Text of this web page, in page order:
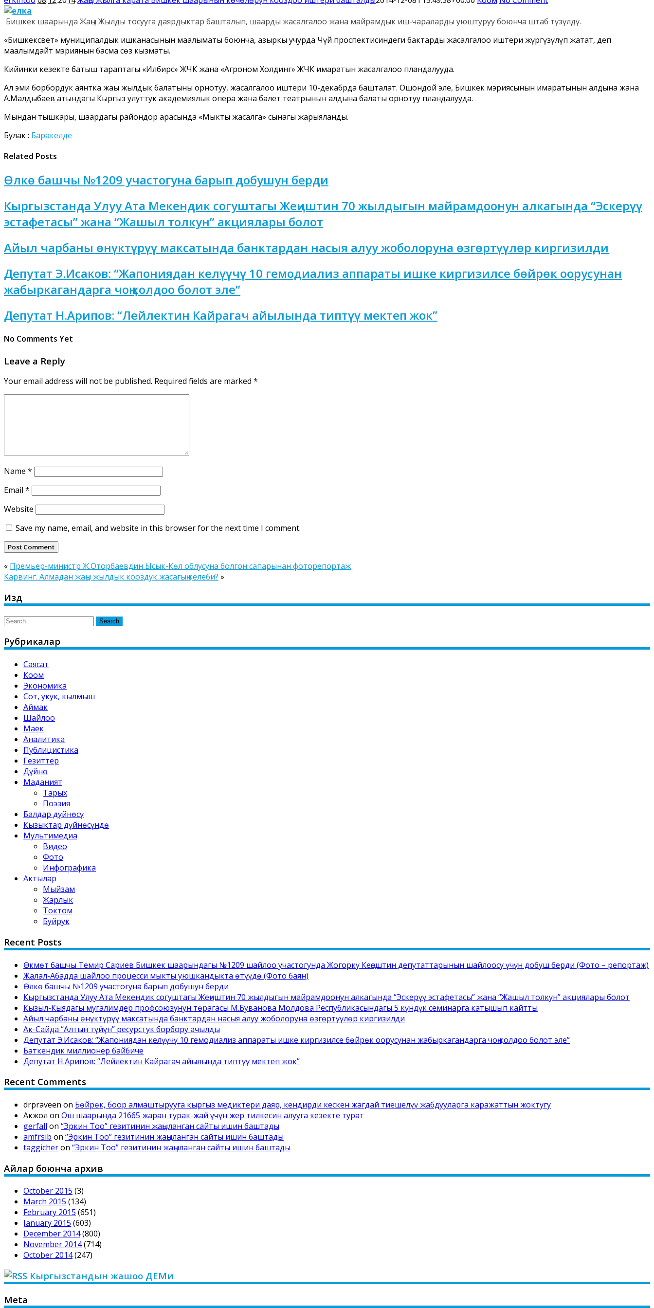
Бишкек шаарында Жаңы Жылды тосууга даярдыктар башталып, шаарды жасалгалоо жана майрамдык иш-чараларды уюштуруу боюнча штаб түзүлдү.
«Бишкексвет» муниципалдык ишканасынын маалыматы боюнча, азыркы учурда Чүй проспектисиндеги бактарды жасалгалоо иштери жүргүзүлүп жатат, деп
маалымдайт мэриянын басма сөз кызматы.
Кийинки кезекте батыш тараптагы «Илбирс» ЖЧК жана «Агроном Холдинг» ЖЧК имаратын жасалгалоо пландалууда.
Ал эми борбордук аянтка жаңы жылдык балатыны орнотуу, жасалгалоо иштери 10-декабрда башталат. Ошондой эле, Бишкек мэриясынын имаратынын алдына жана
А.Малдыбаев атындагы Кыргыз улуттук академиялык опера жана балет театрынын алдына балаты орнотуу пландалууда.
Мындан тышкары, шаардагы райондор арасында «Мыкты жасалга» сынагы жарыяланды.
Булак : Баракелде
Related Posts
Өлкө башчы №1209 участогуна барып добушун берди
Кыргызстанда Улуу Ата Мекендик согуштагы Жеңиштин 70 жылдыгын майрамдоонун алкагында “Эскерүү
эстафетасы” жана “Жашыл толкун” акциялары болот
Айыл чарбаны өнүктүрүү максатында банктардан насыя алуу жоболоруна өзгөртүүлөр киргизилди
Депутат Э.Исаков: “Жапониядан келүүчү 10 гемодиализ аппараты ишке киргизилсе бөйрөк оорусунан
жабыркагандарга чоң колдоо болот эле”
Депутат Н.Арипов: “Лейлектин Кайрагач айылында типтүү мектеп жок”
No Comments Yet
Leave a Reply
Your email address will not be published. Required fields are marked *
Name *
Email *
Website
Save my name, email, and website in this browser for the next time I comment.
« Премьер-министр Ж.Оторбаевдин Ысык-Көл облусуна болгон сапарынан фоторепортаж
Карвинг. Алмадан жаңы жылдык кооздук жасагың келеби? »
Издөө
Search
Рубрикалар
Саясат
Коом
Экономика
Сот, укук, кылмыш
Аймак
Шайлоо
Маек
Аналитика
Публицистика
Гезиттер
Дүйнө
Маданият
Тарых
Поэзия
Балдар дүйнөсү
Кызыктар дүйнөсүндө
Мультимедиа
Видео
Фото
Инфографика
Актылар
Мыйзам
Жарлык
Токтом
Буйрук
Recent Posts
Өкмөт башчы Темир Сариев Бишкек шаарындагы №1209 шайлоо участогунда Жогорку Кеңештин депутаттарынын шайлоосу үчүн добуш берди (Фото – репортаж)
Жалал-Абадда шайлоо процесси мыкты уюшкандыкта өтүүдө (Фото баян)
Өлкө башчы №1209 участогуна барып добушун берди
Кыргызстанда Улуу Ата Мекендик согуштагы Жеңиштин 70 жылдыгын майрамдоонун алкагында “Эскерүү эстафетасы” жана “Жашыл толкун” акциялары болот
Кызыл-Кыядагы мугалимдер профсоюзунун төрагасы М.Буванова Молдова Республикасындагы 5 күндүк семинарга катышып кайтты
Айыл чарбаны өнүктүрүү максатында банктардан насыя алуу жоболоруна өзгөртүүлөр киргизилди
Ак-Сайда “Алтын түйүн” ресурстук борбору ачылды
Депутат Э.Исаков: “Жапониядан келүүчү 10 гемодиализ аппараты ишке киргизилсе бөйрөк оорусунан жабыркагандарга чоң колдоо болот эле”
Баткендик миллионер байбиче
Депутат Н.Арипов: “Лейлектин Кайрагач айылында типтүү мектеп жок”
Recent Comments
drpraveen on Бөйрөк, боор алмаштырууга кыргыз медиктери даяр, кендирди кескен жагдай тиешелүү жабдууларга каражаттын жоктугу
Акжол on Ош шаарында 21665 жаран турак-жай үчүн жер тилкесин алууга кезекте турат
gerfall on “Эркин Тоо” гезитинин жаңыланган сайты ишин баштады
amfrsib on “Эркин Тоо” гезитинин жаңыланган сайты ишин баштады
taggicheron “Эркин Тоо” гезитинин жаңыланган сайты ишин баштады
Айлар боюнча архив
October 2015 (3)
March 2015 (134)
February 2015 (651)
January 2015 (603)
December 2014(800)
November 2014(714)
October 2014(247)
Кыргызстандын жашоо ДЕМи
Meta